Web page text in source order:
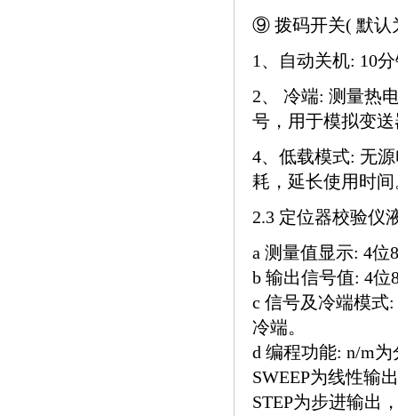
⑨ 拨码开关( 默认
1、自动关机: 10
2、 冷端: 测量热
号，用于模拟变送
4、低载模式: 无
耗，延长使用时间
2.3 定位器校验仪
a 测量值显示: 4位
b 输出信号值: 4位
c 信号及冷端模式
冷端。
d 编程功能: n/m
SWEEP为线性输
STEP为步进输出